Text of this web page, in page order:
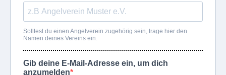
Solltest du einen Angelverein zugehörig sein, trage hier den
Namen deines Vereins ein.
Gib deine E-Mail-Adresse ein, um dich
anzumelden